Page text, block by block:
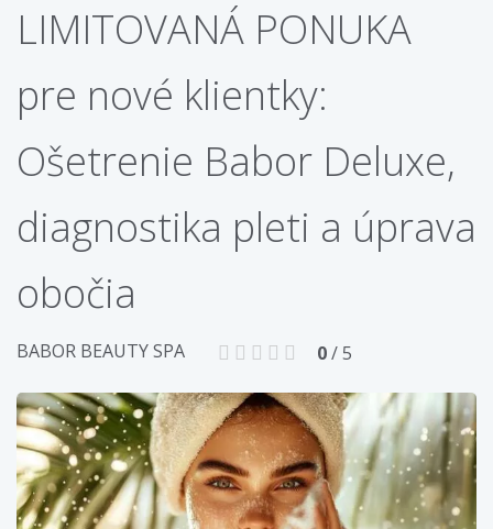
LIMITOVANÁ PONUKA
pre nové klientky:
Ošetrenie Babor Deluxe,
diagnostika pleti a úprava
obočia
BABOR BEAUTY SPA 0/ 5